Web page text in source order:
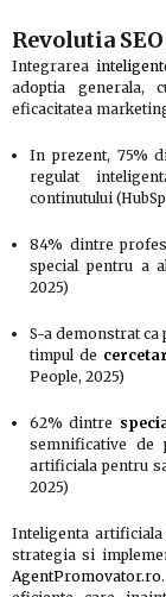
Revolutia
Integrarea
adoptia generala,
eficacitatea
In prezent, 75%
regulat
continutului
84% dintre
special pentru a
2025)
S-a demonstrat
timpul de
People, 2025)
62% dintre
semnificative de
artificiala pentru
2025)
Inteligenta
strategia si
AgentPromovator.ro